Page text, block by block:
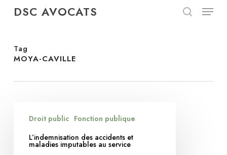
content
DSC AVOCATS Menu
Tag
MOYA-CAVILLE
accidents
Droit public Fonction publique
L’indemnisation des accidents et
maladies imputables au service